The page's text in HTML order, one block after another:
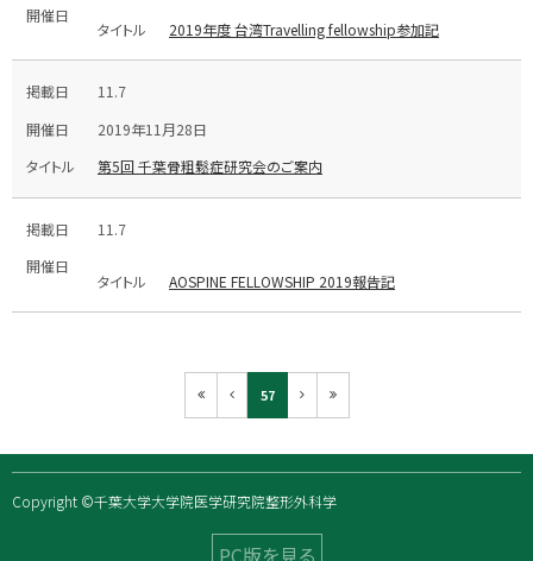
2019年度 台湾Travelling fellowship参加記
11.7
2019年11月28日
第5回 千葉骨粗鬆症研究会のご案内
11.7
AOSPINE FELLOWSHIP 2019報告記
57
Copyright ©千葉大学大学院医学研究院整形外科学
PC版を見る